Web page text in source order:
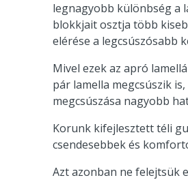
legnagyobb különbség a
blokkjait osztja több
elérése a legcsúszósabb
Mivel ezek az apró
pár lamella megcsúszik
megcsúszása nagyobb
Korunk kifejlesztett téli
csendesebbek és
Azt azonban ne felejtsük